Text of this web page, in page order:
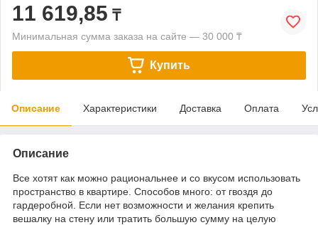
11 619,85 ₸
Минимальная сумма заказа на сайте — 30 000 ₸
Купить
Описание Характеристики Доставка Оплата
Описание
Все хотят как можно рациональнее и со вкусом использовать
пространство в квартире. Способов много: от гвоздя до
гардеробной. Если нет возможности и желания крепить
вешалку на стену или тратить большую сумму на целую